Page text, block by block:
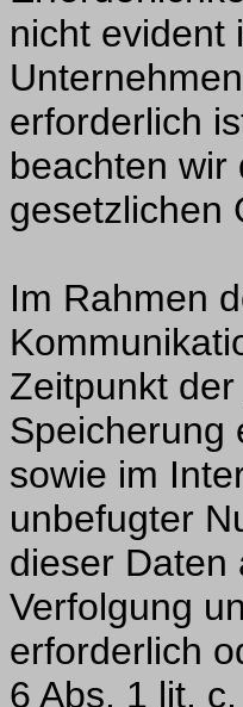
nicht evident
erforderlich
beachten wir
gesetzlichen
Im Rahmen
Zeitpunkt
Speicherung
sowie im
unbefugter
dieser Daten
Verfolgung
erforderlich
6 Abs. 1 lit.